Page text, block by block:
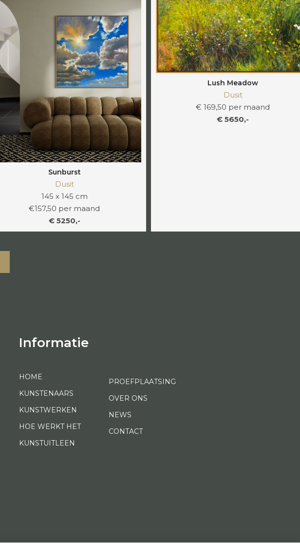
Sunburst
Dusit
145 x 145 cm
€157,50 per maand
€ 5250,-
Lush Meadow
Dusit
€ 169,50 per maand
€ 5650,-
Informatie
HOME
KUNSTENAARS
KUNSTWERKEN
HOE WERKT HET
KUNSTUITLEEN
PROEFPLAATSING
OVER ONS
NEWS
CONTACT